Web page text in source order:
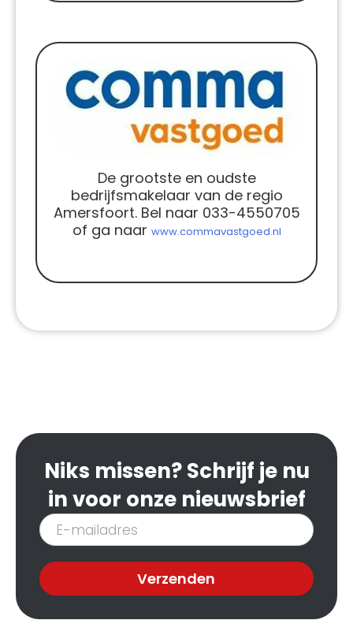
De grootste en oudste
bedrijfsmakelaar van de regio
Amersfoort. Bel naar 033-4550705
of ga naar www.commavastgoed.nl
Niks missen? Schrijf je nu
in voor onze nieuwsbrief
Inschrijven
nieuwsbrief
Verzenden